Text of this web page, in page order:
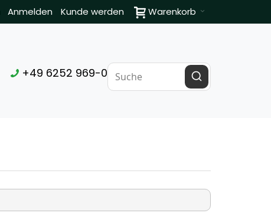
Warenkorb
Kunde werden
Anmelden
+49 6252 969-0